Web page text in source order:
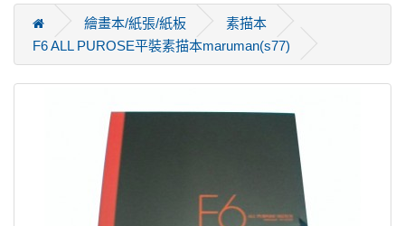
繪畫本/紙張/紙板
素描本
F6 ALL PUROSE平裝素描本maruman(s77)